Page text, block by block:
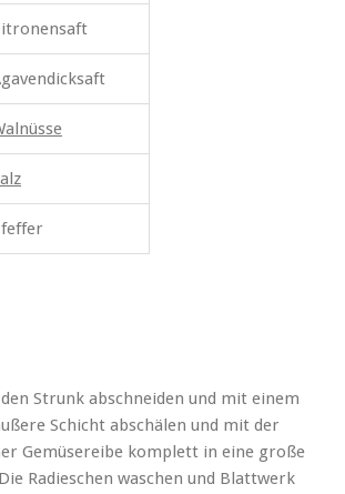
Strunk abschneiden und mit einem
Schicht abschälen und mit der
Gemüsereibe komplett in eine große
Radieschen waschen und Blattwerk